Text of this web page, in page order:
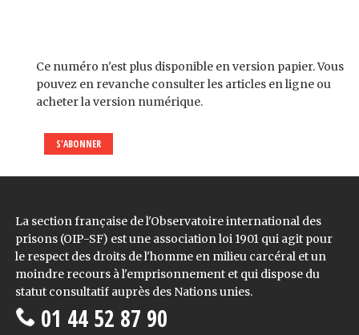
Ce numéro n'est plus disponible en version papier. Vous
pouvez en revanche consulter les articles en ligne ou
acheter la version numérique.
S'ABONNER
La section française de l'Observatoire international des
prisons (OIP-SF) est une association loi 1901 qui agit pour
le respect des droits de l'homme en milieu carcéral et un
moindre recours à l'emprisonnement et qui dispose du
statut consultatif auprès des Nations unies.
01 44 52 87 90